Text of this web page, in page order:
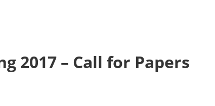
2017 – Call for Papers